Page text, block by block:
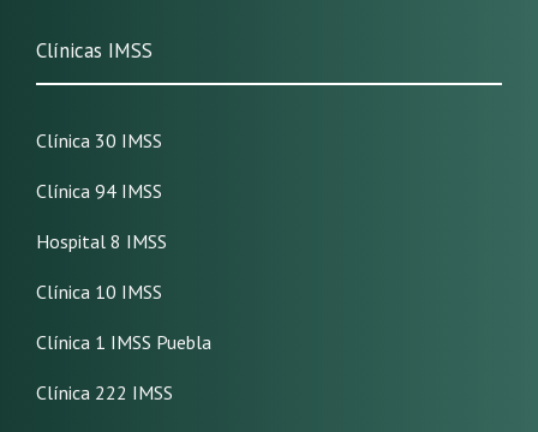
Clínicas IMSS
Clínica 30 IMSS
Clínica 94 IMSS
Hospital 8 IMSS
Clínica 10 IMSS
Clínica 1 IMSS Puebla
Clínica 222 IMSS